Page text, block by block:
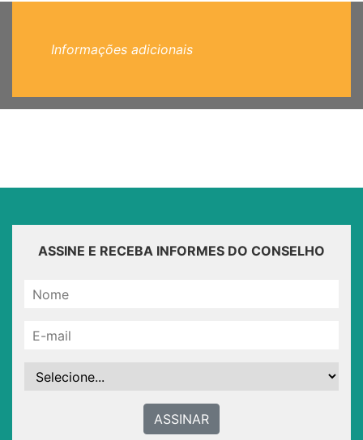
Informações adicionais
ASSINE E RECEBA INFORMES DO CONSELHO
ASSINAR